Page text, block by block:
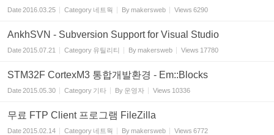
Date2016.03.25 Category네트웍 Bymakersweb Views 6290
AnkhSVN - Subversion Support for Visual Studio
Date2015.07.21 Category 유틸리티 Bymakersweb Views 17780
STM32F CortexM3 통합개발환경 - Em::Blocks
Date2015.05.30 Category 기타 By 운영자 Views 10336
무료 FTP Client 프로그램 FileZilla
Date2015.02.14 Category네트웍 Bymakersweb Views 6772